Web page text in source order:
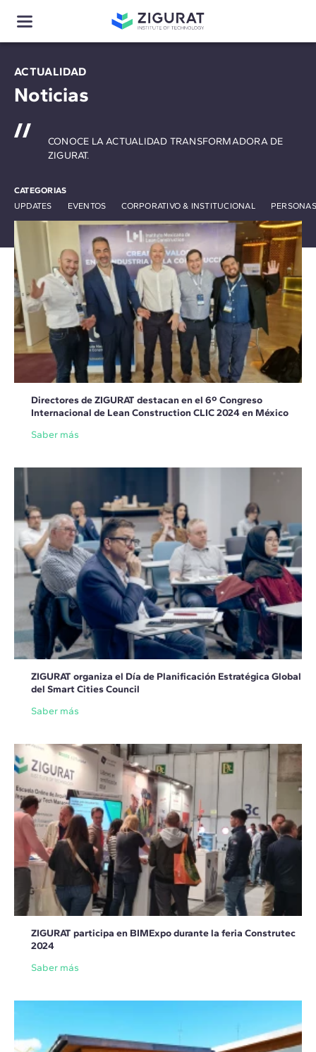
ACTUALIDAD
Noticias
CATEGORIAS
UPDATES
EVENTOS CORPORATIVO & INSTITUCIONAL
CONOCE LA ACTUALIDAD TRANSFORMADORA DE
ZIGURAT.
Directores de ZIGURAT destacan en el 6º Congreso
Internacional de Lean Construction CLIC 2024 en México
Saber más
ZIGURAT organiza el Día de Planificación Estratégica Global
del Smart Cities Council
Saber más
ZIGURAT participa en BIMExpo durante la feria Construtec
2024
Saber más